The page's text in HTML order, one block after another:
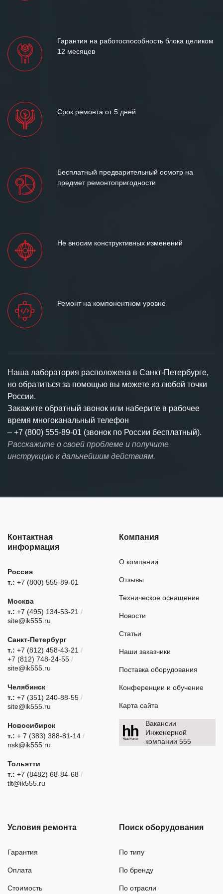
Гарантия на работоспособность блока целиком
12 месяцев
Срок ремонта от 5 дней
Бесплатный предварительный осмотр на
предмет ремонтопригодности
Не вносим конструктивных изменений
Ремонт на компонентном уровне
Наша лаборатория расположена в Санкт-Петербурге,
но обратиться за помощью вы можете из любой точки
России.
Закажите обратный звонок или наберите в рабочее
время многоканальный телефон
– +7 (800) 555-89-01 (звонок по России бесплатный).
Расскажите о своей проблеме и получите
инструкцию к дальнейшим действиям.
Контактная
информация
Россия
т.: +7 (800) 555-89-01
Москва
т.: +7 (495) 134-53-21 /
site@ik555.ru
Санкт-Петербург
т.: +7 (812) 458-43-21 /
+7 (812) 748-24-55 /
site@ik555.ru
Челябинск
т.: +7 (351) 240-88-55 /
site@ik555.ru
Новосибирск
т.: + 7 (383) 388-81-14 /
nsk@ik555.ru
Тольятти
т.: +7 (8482) 68-84-68 /
tlt@ik555.ru
Компания
О компании
Отзывы
Техническое оснащение
Новости
Статьи
Наши заказчики
Поставка оборудования
Конференции и обучение
Карта сайта
Вакансии
Инженерной
компании 555
Условия ремонта
Гарантия
Оплата
Стоимость
Поиск оборудования
По типу
По бренду
По отрасли